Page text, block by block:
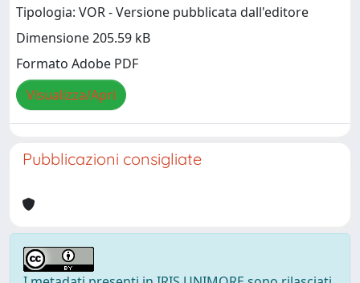
Tipologia: VOR - Versione pubblicata dall'editore
Dimensione 205.59 kB
Formato Adobe PDF
Visualizza/Apri
Pubblicazioni consigliate